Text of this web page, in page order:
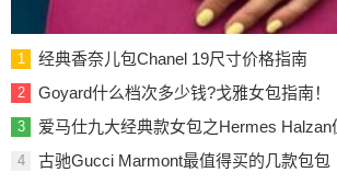
1 经典香奈儿包Chanel 19尺寸价格指南
2 Goyard什么档次多少钱?戈雅女包指南！
3 爱马仕九大经典款女包之Hermes Halzan
4 古驰Gucci Marmont最值得买的几款包包